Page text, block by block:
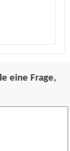
eine Frage,